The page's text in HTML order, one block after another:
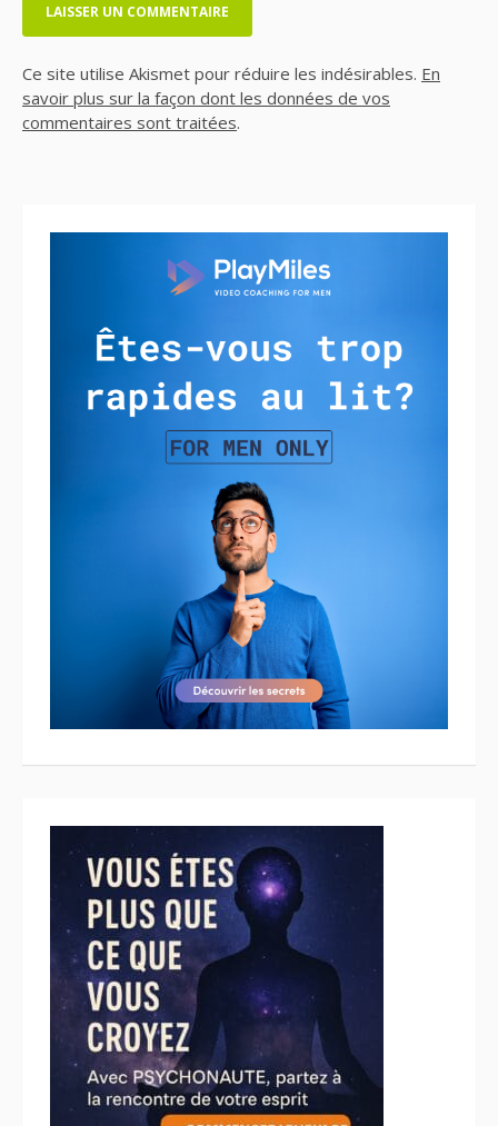
Ce site utilise Akismet pour réduire les indésirables. En
savoir plus sur la façon dont les données de vos
commentaires sont traitées.